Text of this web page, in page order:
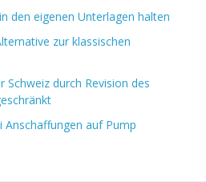
den eigenen Unterlagen halten
zur klassischen
Schweiz durch Revision des
Anschaffungen auf Pump